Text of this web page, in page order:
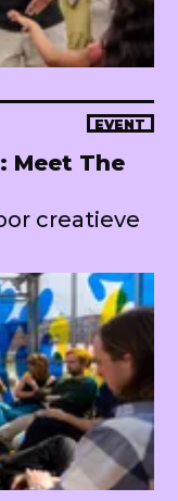
EVENT
Meet The
creatieve